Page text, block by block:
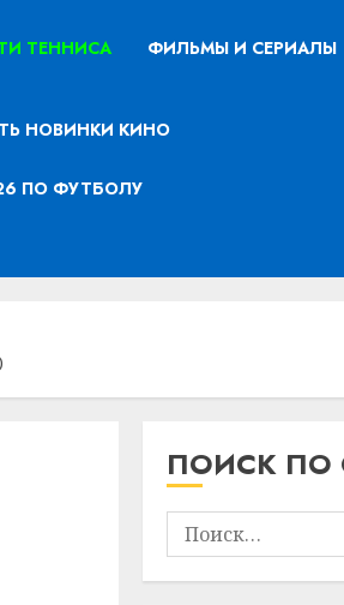
ТЕННИСА ФИЛЬМЫ И СЕРИАЛЫ
НОВИНКИ КИНО
ПО ФУТБОЛУ
ПОИСК ПО
Найти: